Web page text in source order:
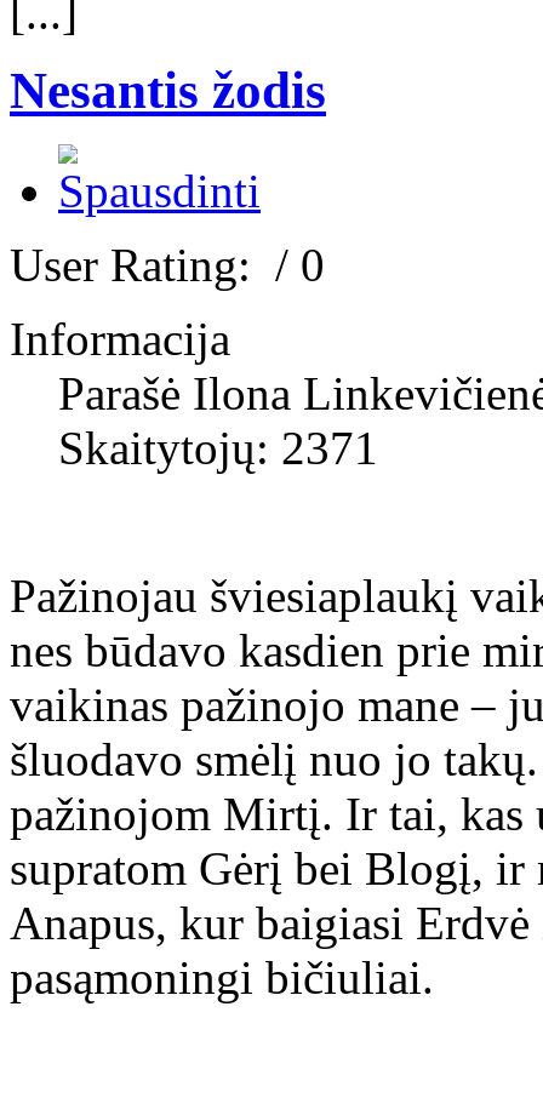
[...]
Nesantis žodis
User Rating: / 0
Informacija
Parašė Ilona
Skaitytojų: 2371
Pažinojau šviesiaplaukį
nes būdavo kasdien prie
vaikinas pažinojo mane –
šluodavo smėlį nuo jo
pažinojom Mirtį. Ir tai, kas
supratom Gėrį bei Blogį, ir
Anapus, kur baigiasi
pasąmoningi bičiuliai.